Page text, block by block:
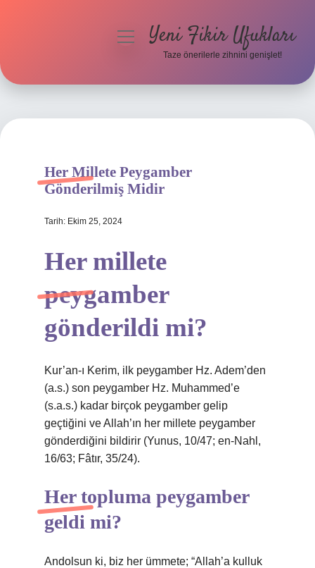
Hakkımızda
menüyüYeni Fikir Ufukları
Taze önerilerle zihnini genişlet!
Her Millete Peygamber
Gönderilmiş Midir
Tarih: Ekim 25, 2024
Her millete
peygamber
gönderildi mi?
Kur’an-ı Kerim, ilk peygamber Hz. Adem’den
(a.s.) son peygamber Hz. Muhammed’e
(s.a.s.) kadar birçok peygamber gelip
geçtiğini ve Allah’ın her millete peygamber
gönderdiğini bildirir (Yunus, 10/47; en-Nahl,
16/63; Fâtır, 35/24).
Her topluma peygamber
geldi mi?
Andolsun ki, biz her ümmete; “Allah’a kulluk